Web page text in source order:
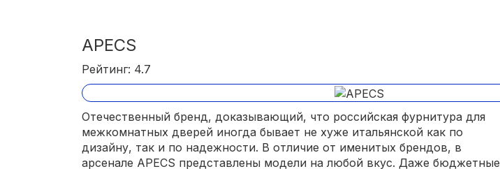
APECS
Рейтинг: 4.7
Отечественный бренд, доказывающий, что российская фурнитура для
межкомнатных дверей иногда бывает не хуже итальянской как по
дизайну, так и по надежности. В отличие от именитых брендов, в
арсенале APECS представлены модели на любой вкус. Даже бюджетные